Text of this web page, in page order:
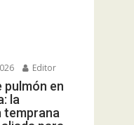
Editor
pulmón en
la
temprana